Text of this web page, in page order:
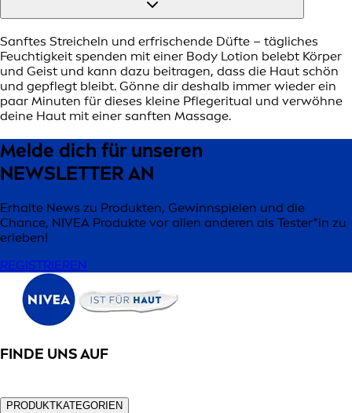
Sanftes Streicheln und erfrischende Düfte – tägliches
Feuchtigkeit spenden mit einer Body Lotion belebt Körper
und Geist und kann dazu beitragen, dass die Haut schön
und gepflegt bleibt. Gönne dir deshalb immer wieder ein
paar Minuten für dieses kleine Pflegeritual und verwöhne
deine Haut mit einer sanften Massage.
Melde dich für unseren
NEWSLETTER AN
Erhalte News zu Produkten, Gewinnspielen und die
Chance, NIVEA Produkte vor allen anderen als Tester*in zu
erleben!
REGISTRIEREN
FINDE UNS AUF
PRODUKTKATEGORIEN